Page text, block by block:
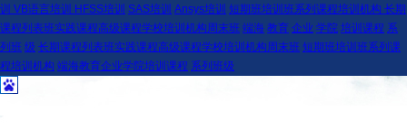
训 VB语言培训 HFSS培训 SAS培训 Ansys培训 短期班培训 班系列课程培训 机构 长期
课程列表班实践课程高级课程学校培训 机构周末班 端海 教育 企业 学院 培训课程 系
列班 级 长期课程列表班实践课程高级课程学校培训 机构周末班 短期班培训 班系列课
程培训 机构 端海教育企业学院培训课程 系列班级